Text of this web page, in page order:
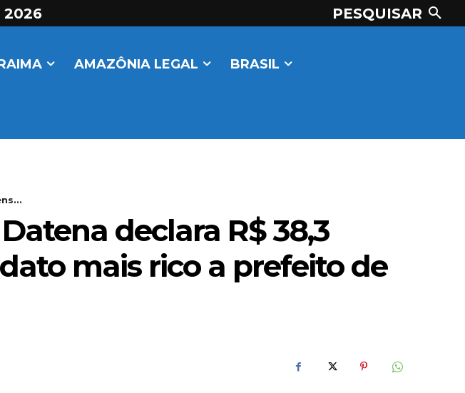
2026 PESQUISAR
AMAZÔNIA LEGAL BRASIL
declara R$ 38,3
mais rico a prefeito de